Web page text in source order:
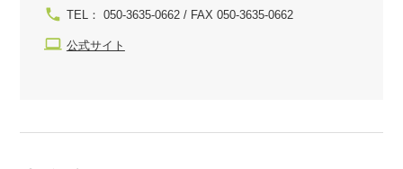
TEL： 050-3635-0662 / FAX 050-3635-0662
公式サイト